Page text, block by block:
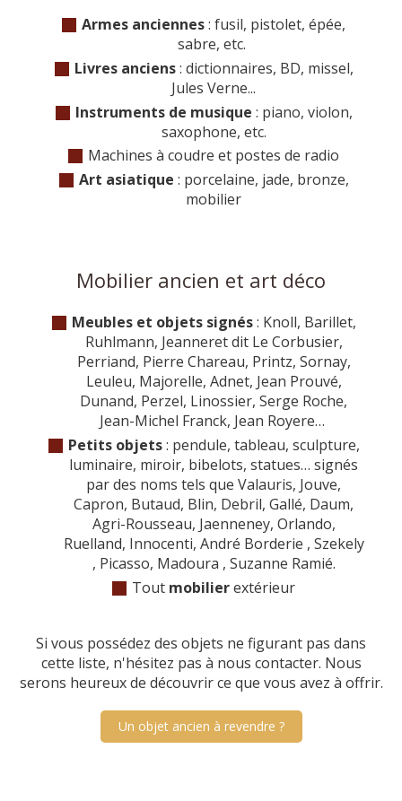
Armes anciennes: fusil, pistolet, épée,
sabre, etc.
Livres anciens: dictionnaires, BD, missel,
Jules Verne...
Instruments de musique : piano, violon,
saxophone, etc.
Machines à coudre et postes de radio
Art asiatique : porcelaine, jade, bronze,
mobilier
Mobilier ancien et art déco
Meubles et objets signés: Knoll, Barillet,
Ruhlmann, Jeanneret dit Le Corbusier,
Perriand, Pierre Chareau, Printz, Sornay,
Leuleu, Majorelle, Adnet, Jean Prouvé,
Dunand, Perzel, Linossier, Serge Roche,
Jean-Michel Franck, Jean Royere…
Petits objets: pendule, tableau, sculpture,
luminaire, miroir, bibelots, statues… signés
par des noms tels que Valauris, Jouve,
Capron, Butaud, Blin, Debril, Gallé, Daum,
Agri-Rousseau, Jaenneney, Orlando,
Ruelland, Innocenti, André Borderie , Szekely
, Picasso, Madoura , Suzanne Ramié.
Tout mobilierextérieur
Si vous possédez des objets ne figurant pas dans
cette liste, n'hésitez pas à nous contacter. Nous
serons heureux de découvrir ce que vous avez à offrir.
Un objet ancien à revendre ?